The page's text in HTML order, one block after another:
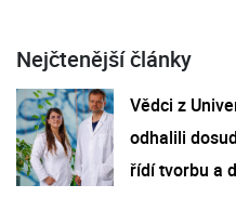
Nejčtenější články
Vědci z
odhalili
řídí tvorbu a